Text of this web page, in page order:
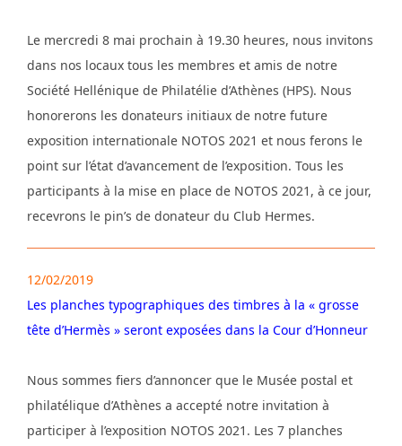
Le mercredi 8 mai prochain à 19.30 heures, nous invitons
dans nos locaux tous les membres et amis de notre
Société Hellénique de Philatélie d’Athènes (HPS). Nous
honorerons les donateurs initiaux de notre future
exposition internationale NOTOS 2021 et nous ferons le
point sur l’état d’avancement de l’exposition. Tous les
participants à la mise en place de NOTOS 2021, à ce jour,
recevrons le pin’s de donateur du Club Hermes.
12/02/2019
Les planches typographiques des timbres à la « grosse
tête d’Hermès » seront exposées dans la Cour d’Honneur
Nous sommes fiers d’annoncer que le Musée postal et
philatélique d’Athènes a accepté notre invitation à
participer à l’exposition NOTOS 2021. Les 7 planches